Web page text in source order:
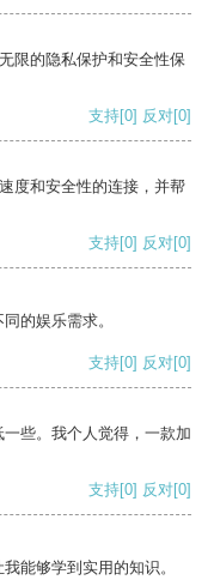
限的隐私保护和安全性保
支持[0] 反对[0]
度和安全性的连接，并帮
支持[0] 反对[0]
的娱乐需求。
支持[0] 反对[0]
些。我个人觉得，一款加
支持[0] 反对[0]
能够学到实用的知识。